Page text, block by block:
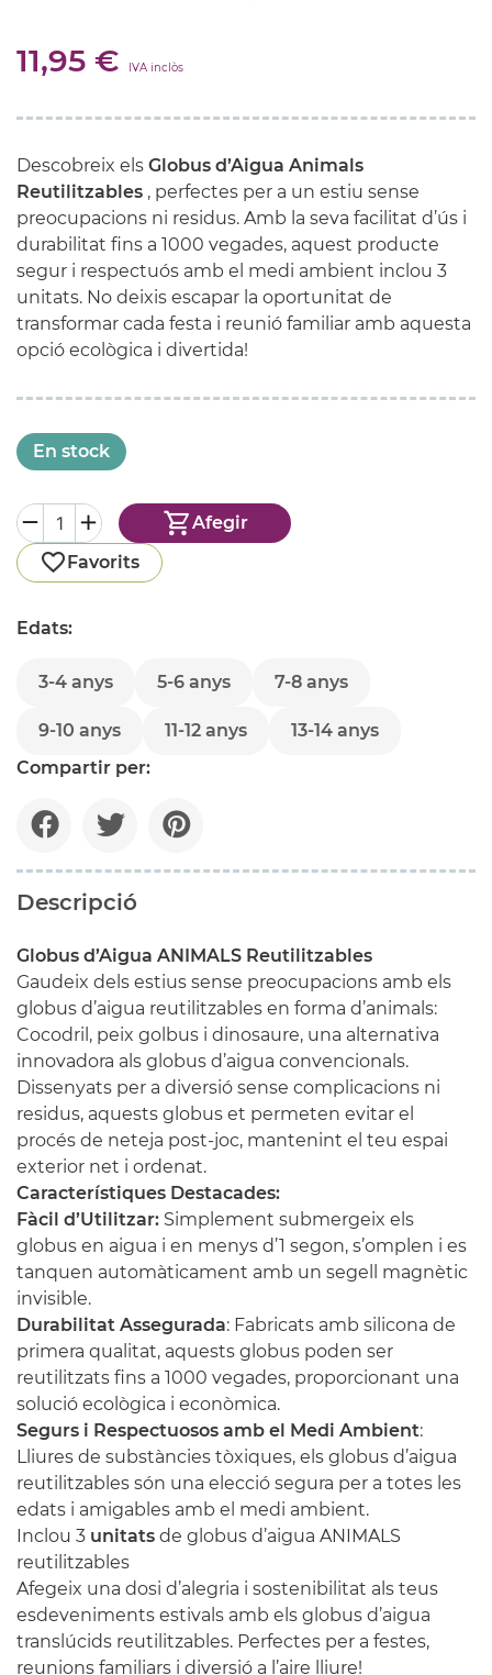
11,95 € IVA inclòs
Descobreix els Globus d’Aigua Animals
Reutilitzables , perfectes per a un estiu sense
preocupacions ni residus. Amb la seva facilitat d’ús i
durabilitat fins a 1000 vegades, aquest producte
segur i respectuós amb el medi ambient inclou 3
unitats. No deixis escapar la oportunitat de
transformar cada festa i reunió familiar amb aquesta
opció ecològica i divertida!
En stock
Afegir
Favorits
Edats:
3-4 anys 5-6 anys 7-8 anys
9-10 anys 11-12 anys
13-14 anys
Compartir per:
Descripció
Globus d’Aigua ANIMALS Reutilitzables
Gaudeix dels estius sense preocupacions amb els
globus d’aigua reutilitzables en forma d’animals:
Cocodril, peix golbus i dinosaure, una alternativa
innovadora als globus d’aigua convencionals.
Dissenyats per a diversió sense complicacions ni
residus, aquests globus et permeten evitar el
procés de neteja post-joc, mantenint el teu espai
exterior net i ordenat.
Característiques Destacades:
Fàcil d’Utilitzar: Simplement submergeix els
globus en aigua i en menys d’1 segon, s’omplen i es
tanquen automàticament amb un segell magnètic
invisible.
Durabilitat Assegurada: Fabricats amb silicona de
primera qualitat, aquests globus poden ser
reutilitzats fins a 1000 vegades, proporcionant una
solució ecològica i econòmica.
Segurs i Respectuosos amb el Medi Ambient:
Lliures de substàncies tòxiques, els globus d’aigua
reutilitzables són una elecció segura per a totes les
edats i amigables amb el medi ambient.
Inclou 3 unitats de globus d’aigua ANIMALS
reutilitzables
Afegeix una dosi d’alegria i sostenibilitat als teus
esdeveniments estivals amb els globus d’aigua
translúcids reutilitzables. Perfectes per a festes,
reunions familiars i diversió a l’aire lliure!